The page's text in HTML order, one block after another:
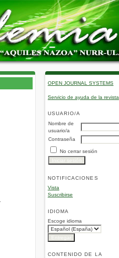
OPEN JOURNAL SYSTEMS
Servicio de ayuda de la revista
USUARIO/A
Nombre de
usuario/a
Contraseña
No cerrar sesión
NOTIFICACIONES
Vista
Suscribirse
IDIOMA
Escoge idioma
CONTENIDO DE LA